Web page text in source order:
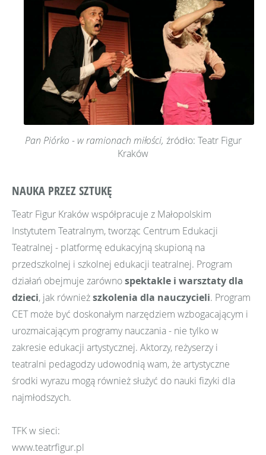
Pan Piórko - w ramionach miłości, źródło: Teatr Figur
Kraków
NAUKA PRZEZ SZTUKĘ
Teatr Figur Kraków współpracuje z Małopolskim
Instytutem Teatralnym, tworząc Centrum Edukacji
Teatralnej - platformę edukacyjną skupioną na
przedszkolnej i szkolnej edukacji teatralnej. Program
działań obejmuje zarównospektakle i warsztaty dla
dzieci, jak równieższkolenia dla nauczycieli. Program
CET może być doskonałym narzędziem wzbogacającym i
urozmaicającym programy nauczania - nie tylko w
zakresie edukacji artystycznej. Aktorzy, reżyserzy i
teatralni pedagodzy udowodnią wam, że artystyczne
środki wyrazu mogą również służyć do nauki fizyki dla
najmłodszych.
TFK w sieci:
www.teatrfigur.pl